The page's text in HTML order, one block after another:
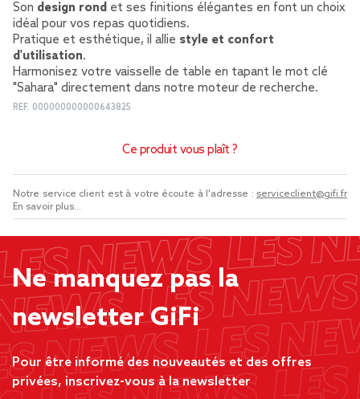
Son design rond et ses finitions élégantes en font un choix
idéal pour vos repas quotidiens.
Pratique et esthétique, il allie style et confort
d'utilisation.
Harmonisez votre vaisselle de table en tapant le mot clé
"Sahara" directement dans notre moteur de recherche.
REF. 000000000000643825
Ce produit vous plaît ?
Notre service client est à votre écoute à l'adresse : serviceclient@gifi.fr
En savoir plus...
Ne manquez pas la
newsletter GiFi
Pour être informé des nouveautés et des offres
privées, inscrivez-vous à la newsletter